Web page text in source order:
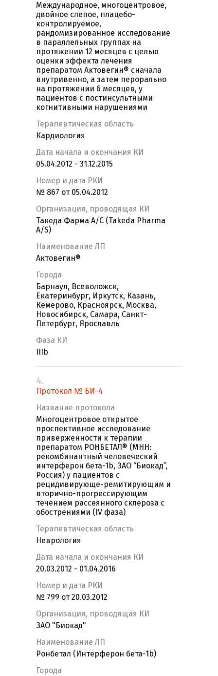
Международное, многоцентровое,
двойное слепое, плацебо-
контролируемое,
рандомизированное исследование
в параллельных группаx на
протяжении 12 месяцев с целью
оценки эффекта лечения
препаратом Актовегин® сначала
внутривенно, а затем перорально
на протяжении 6 месяцев, у
пациентов с постинсультными
когнитивными нарушениями
Терапевтическая область
Кардиология
Дата начала и окончания КИ
05.04.2012 - 31.12.2015
Номер и дата РКИ
№ 867 от 05.04.2012
Организация, проводящая КИ
Такеда Фарма А/С (Takeda Pharma
A/S)
Наименование ЛП
Актовегин®
Города
Барнаул, Всеволожск,
Екатеринбург, Иркутск, Казань,
Кемерово, Красноярск, Москва,
Новосибирск, Самара, Санкт-
Петербург, Ярославль
Фаза КИ
IIIb
4.
Протокол № БИ-4
Название протокола
Многоцентровое открытое
проспективное исследование
приверженности к терапии
препаратом РОНБЕТАЛ® (МНН:
рекомбинантный человеческий
интерферон бета-1b, ЗАО “Биокад”,
Россия) у пациентов с
рецидивирующе-ремитирующим и
вторично-прогрессирующим
течением рассеянного склероза с
обострениями (IV фаза)
Терапевтическая область
Неврология
Дата начала и окончания КИ
20.03.2012 - 01.04.2016
Номер и дата РКИ
№ 799 от 20.03.2012
Организация, проводящая КИ
ЗАО "Биокад"
Наименование ЛП
Ронбетал (Интерферон бета-1b)
Города